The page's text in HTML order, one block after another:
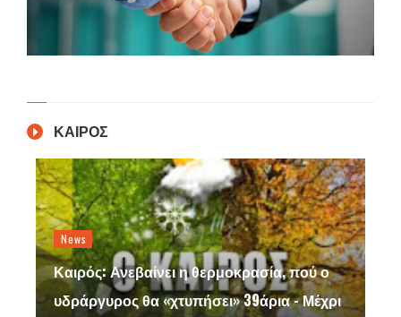
ΚΑΙΡΟΣ
News
Καιρός: Ανεβαίνει η θερμοκρασία, πού ο
υδράργυρος θα «χτυπήσει» 39άρια - Μέχρι